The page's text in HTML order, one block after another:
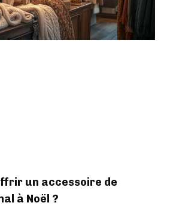
un accessoire de
à Noël ?